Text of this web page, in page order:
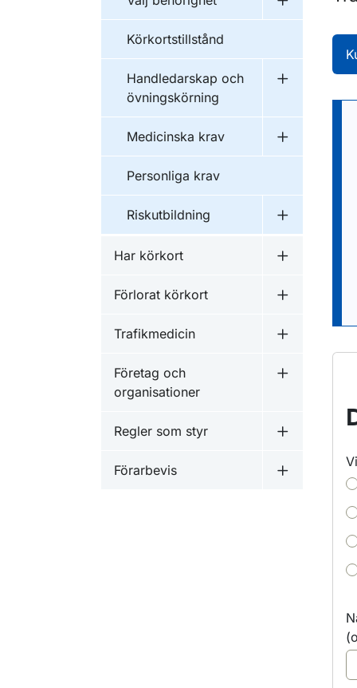
Undermeny
Körkortstillstånd
Handledarskap och
övningskörning
Undermeny
Medicinska krav
Personliga krav
Riskutbildning
Undermeny
Har körkort
Förlorat körkort
Undermeny
Trafikmedicin
Undermeny
Företag och
organisationer
Undermeny
Regler som styr
Undermeny
Förarbevis
Undermeny